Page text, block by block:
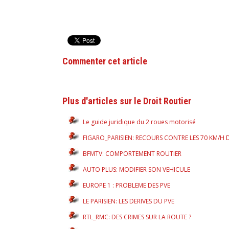
Commenter cet article
Plus d'articles sur le Droit Routier
Le guide juridique du 2 roues motorisé
FIGARO_PARISIEN: RECOURS CONTRE LES 70 KM/H
BFMTV: COMPORTEMENT ROUTIER
AUTO PLUS: MODIFIER SON VEHICULE
EUROPE 1 : PROBLEME DES PVE
LE PARISIEN: LES DERIVES DU PVE
RTL_RMC: DES CRIMES SUR LA ROUTE ?